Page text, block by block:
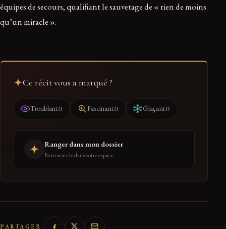
équipes de secours, qualifiant le sauvetage de « rien de moins
qu’un miracle ».
Ce récit vous a marqué ?
Troublant0 Fascinant0 Glaçant0
Ranger dans mon dossier
Retrouvez-le dans votre espace
PARTAGER